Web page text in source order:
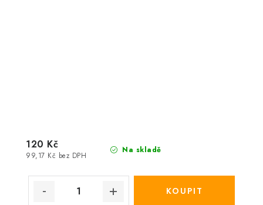
Na skladě
99,17 Kč bez DPH
120 Kč